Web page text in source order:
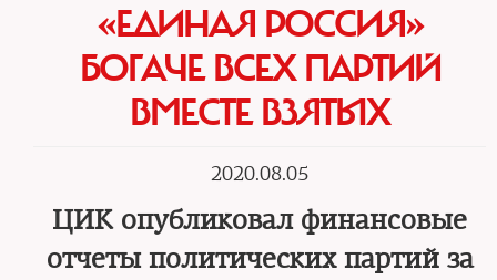
«ЕДИНАЯ РОССИЯ»
БОГАЧЕ ВСЕХ ПАРТИЙ
ВМЕСТЕ ВЗЯТЫХ
2020.08.05
ЦИК опубликовал финансовые
отчеты политических партий за